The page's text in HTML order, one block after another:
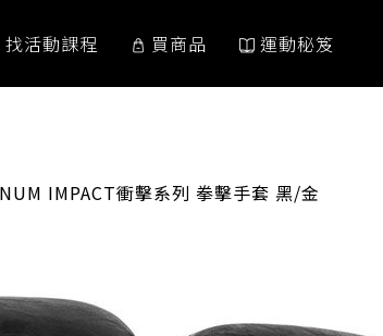
找活動課程 買商品 運動秘笈
IMPACT衝擊系列 拳擊手套 黑/金